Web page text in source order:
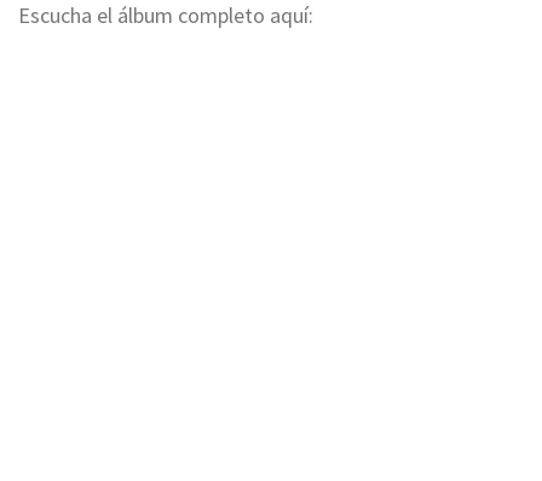
Escucha el álbum completo aquí: